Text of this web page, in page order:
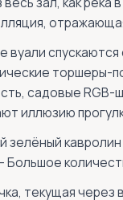
вуали
торшеры-
садовые
иллюзию
зелёный
Большое
текущая через